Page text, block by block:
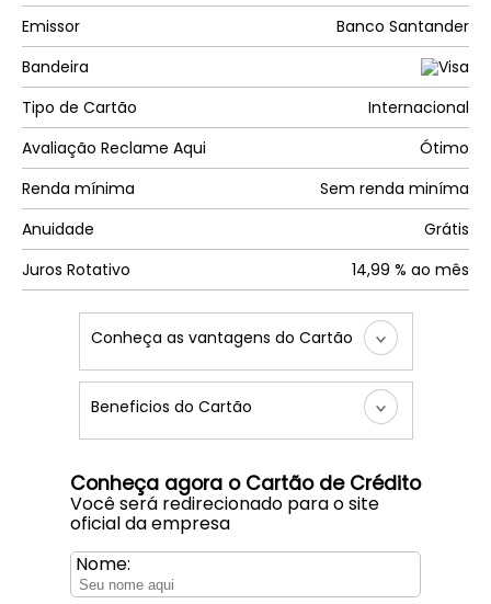
Emissor
Banco Santander
Bandeira
Tipo de Cartão
Internacional
Avaliação Reclame Aqui
Ótimo
Renda mínima
Sem renda miníma
Anuidade
Grátis
Juros Rotativo
14,99 % ao mês
Conheça as vantagens do Cartão
Beneficios do Cartão
Conheça agora o Cartão de Crédito
Você será redirecionado para o site
oficial da empresa
Nome: